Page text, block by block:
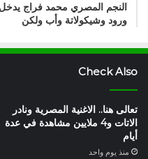
النجم المصري محمد فراج
ورود وشيكولاتة وأب ولكن
Check Also
تعالى هنا.. الاغنية المصرية ونادر
الاتات و4 ملايين مشاهدة في عدة
أيام
منذ يوم واحد